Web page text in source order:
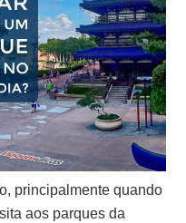
principalmente quando
aos parques da